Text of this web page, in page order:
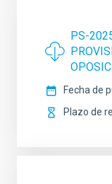
PS-
Fecha de
Plazo de